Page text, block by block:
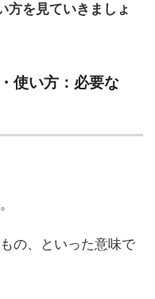
を見ていきましょ
使い方：必要な
。
の、といった意味で